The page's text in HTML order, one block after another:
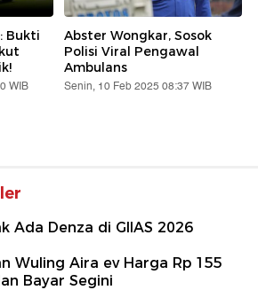
Bukti
WIB
Abster Wongkar, Sosok
Polisi Viral Pengawal
Ambulans
Senin, 10 Feb 2025 08:37 WIB
Ada Denza di GIIAS 2026
Wuling Aira ev Harga Rp 155
Bayar Segini